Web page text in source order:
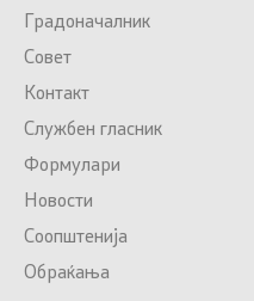
Градоначалник
Совет
Контакт
Службен гласник
Формулари
Новости
Соопштенија
Обраќања